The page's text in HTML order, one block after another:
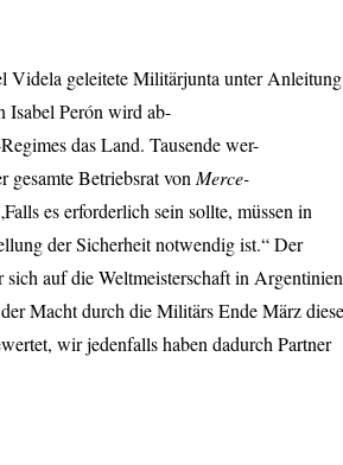
Videla geleitete Militärjunta unter Anleitung
Isabel Perón wird ab-
das Land. Tausende wer-
Betriebsrat von Merce-
es erforderlich sein sollte, müssen in
der Sicherheit notwendig ist.“ Der
sich auf die Weltmeisterschaft in Argentinien
Macht durch die Militärs Ende März
wir jedenfalls haben dadurch Partner